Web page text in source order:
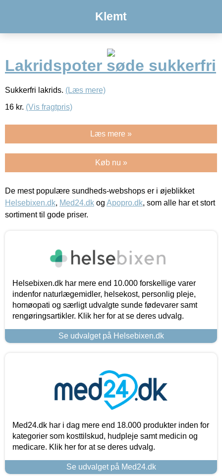
Klemt
Lakridspoter søde sukkerfri
Sukkerfri lakrids. (Læs mere)
16 kr. (Vis fragtpris)
Læs mere »
Køb nu »
De mest populære sundheds-webshops er i øjeblikket
Helsebixen.dk, Med24.dk og Apopro.dk, som alle har et stort
sortiment til gode priser.
Helsebixen.dk har mere end 10.000 forskellige varer
indenfor naturlægemidler, helsekost, personlig pleje,
homøopati og særligt udvalgte sunde fødevarer samt
rengøringsartikler. Klik her for at se deres udvalg.
Se udvalget på Helsebixen.dk
Med24.dk har i dag mere end 18.000 produkter inden for
kategorier som kosttilskud, hudpleje samt medicin og
medicare. Klik her for at se deres udvalg.
Se udvalget på Med24.dk